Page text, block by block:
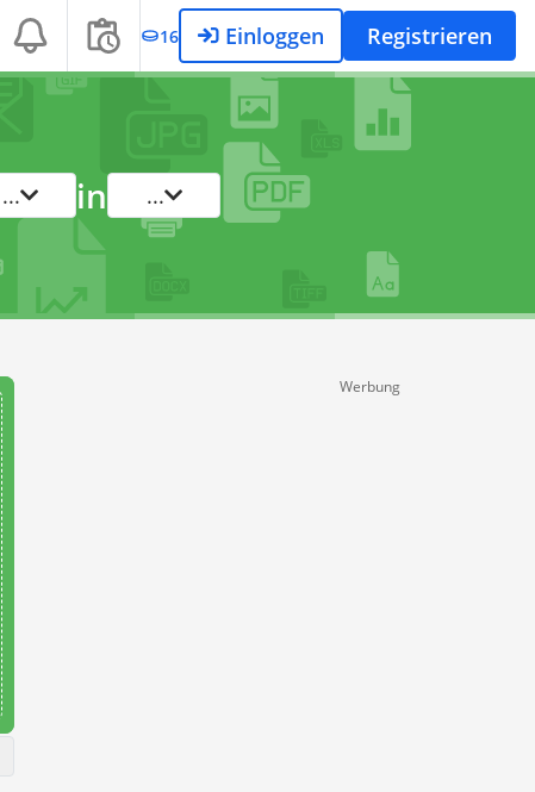
16 Einloggen Registrieren
... in ...
Werbung